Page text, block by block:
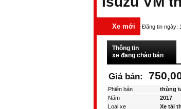
Xe mới Đăng tin ngày:
Thông tin
xe đang chào bán
Giá bán:
Phiên bản
thùng
Năm
2017
Loại xe
Xe tải